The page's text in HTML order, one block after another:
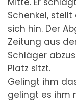
Schenkel,
sich hin. Der
Zeitung aus
Schläger
Platz sitzt.
Gelingt ihm
gelingt es ihm